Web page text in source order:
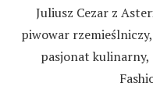
Juliusz Cezar z
piwowar
pasjonat